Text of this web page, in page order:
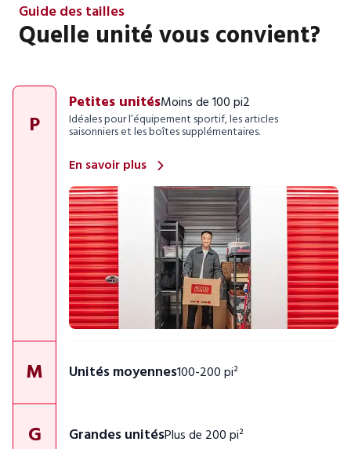
Guide des tailles
Quelle unité vous convient?
P
Petites unitésMoins de 100 pi2
Idéales pour l’équipement sportif, les articles
saisonniers et les boîtes supplémentaires.
En savoir plus
M Unités moyennes100-200 pi²
G Grandes unitésPlus de 200 pi²